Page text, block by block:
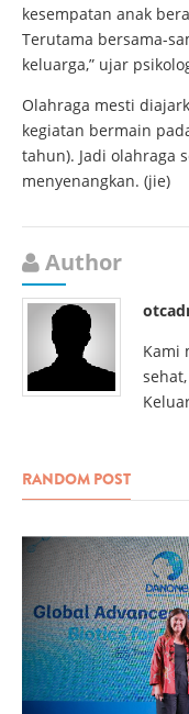
kesempatan anak
Terutama bersama-
keluarga,” ujar
Olahraga mesti
kegiatan bermain
tahun). Jadi olahraga
menyenangkan. (jie)
Author
Kami
RANDOM POST